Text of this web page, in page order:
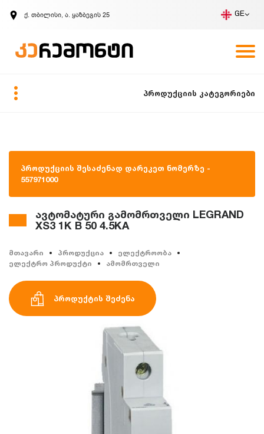
ქ. თბილისი, ა. ყაზბეგის 25 GE
ზარის მოთხოვნა
პროდუქციის კატეგორიები
პროდუქციის შესაძენად დარეკეთ ნომერზე -
557971000
ავტომატური გამომრთველი LEGRAND
XS3 1K B 50 4.5KA
მთავარი პროდუქცია
ელექტროობა
ელექტრო პროდუქტი
ამომრთველი
პროდუქტის შეძენა